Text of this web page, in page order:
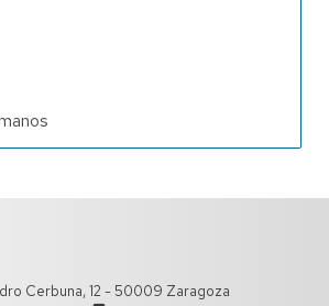
Cerbuna, 12 - 50009 Zaragoza